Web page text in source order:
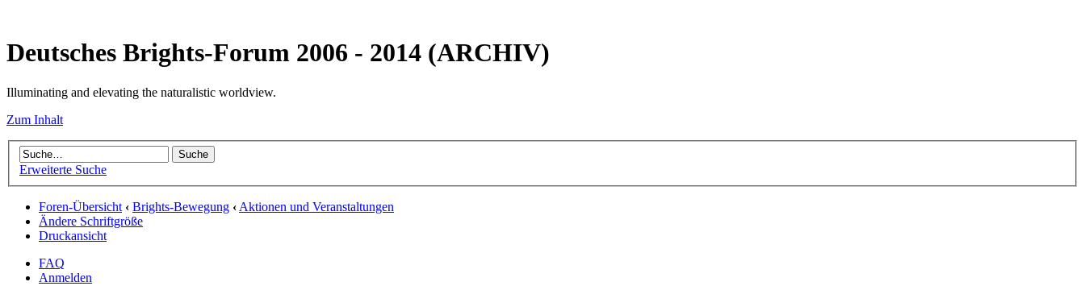
Deutsches Brights-Forum 2006 - 2014 (ARCHIV)
Illuminating and elevating the naturalistic worldview.
Zum Inhalt
Erweiterte Suche
Foren-Übersicht ‹ Brights-Bewegung ‹Aktionen und Veranstaltungen
Ändere Schriftgröße
Druckansicht
FAQ
Anmelden